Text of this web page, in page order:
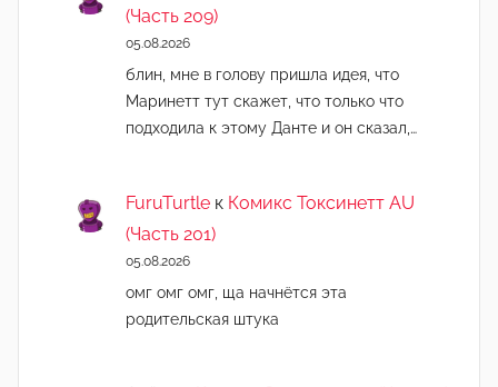
(Часть 209)
05.08.2026
блин, мне в голову пришла идея, что
Маринетт тут скажет, что только что
подходила к этому Данте и он сказал,…
FuruTurtle к Комикс Токсинетт AU
(Часть 201)
05.08.2026
омг омг омг, ща начнëтся эта
родительская штука